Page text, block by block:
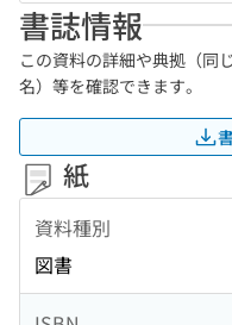
書誌情報
この資料の詳細や典拠（同
名）等を確認できます。
紙
資料種別
図書